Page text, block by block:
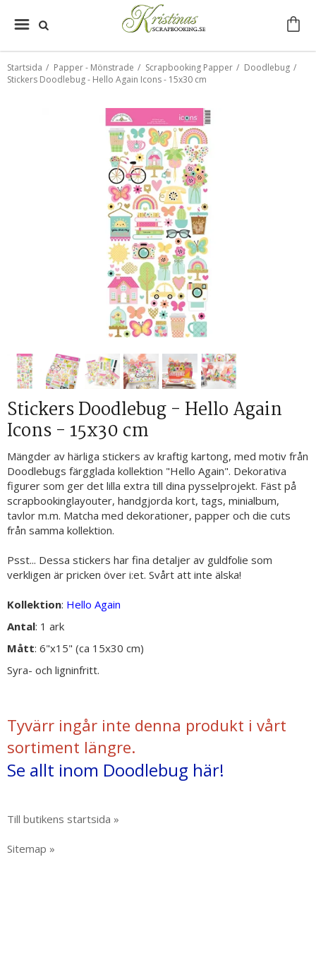
Startsida / Papper - Mönstrade / Scrapbooking Papper / Doodlebug /
Stickers Doodlebug - Hello Again Icons - 15x30 cm
Stickers Doodlebug - Hello Again
Icons - 15x30 cm
Mängder av härliga stickers av kraftig kartong, med motiv från
Doodlebugs färgglada kollektion "Hello Again". Dekorativa
figurer som ger det lilla extra till dina pysselprojekt. Fäst på
scrapbookinglayouter, handgjorda kort, tags, minialbum,
tavlor m.m. Matcha med dekorationer, papper och die cuts
från samma kollektion.
Psst... Dessa stickers har fina detaljer av guldfolie som
verkligen är pricken över i:et. Svårt att inte älska!
Kollektion: Hello Again
Antal: 1 ark
Mått: 6"x15" (ca 15x30 cm)
Syra- och ligninfritt.
Tyvärr ingår inte denna produkt i vårt
sortiment längre.
Se allt inom Doodlebug här!
Till butikens startsida »
Sitemap »